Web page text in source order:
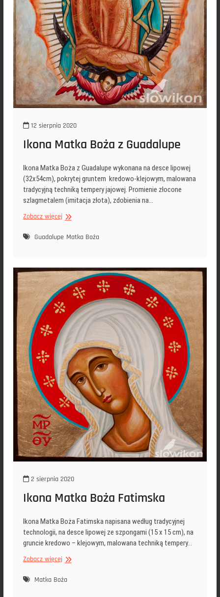
12 sierpnia 2020
Ikona Matka Boża z Guadalupe
Ikona Matka Boża z Guadalupe wykonana na desce lipowej
(32x54cm), pokrytej gruntem kredowo-klejowym, malowana
tradycyjną techniką tempery jajowej. Promienie złocone
szlagmetalem (imitacja złota), zdobienia na…
Zobacz więcejIkona
Boża
Guadalupe Matka Boża
2 sierpnia 2020
Ikona Matka Boża Fatimska
Ikona Matka Boża Fatimska napisana według tradycyjnej
technologii, na desce lipowej ze szpongami (15 x 15 cm), na
gruncie kredowo – klejowym, malowana techniką tempery…
Zobacz więcejIkona
Boża
Matka Boża